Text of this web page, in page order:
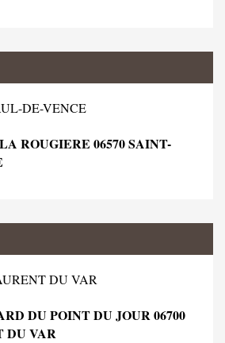
DE-VENCE
ROUGIERE 06570 SAINT-
DU VAR
DU POINT DU JOUR 06700
DU VAR